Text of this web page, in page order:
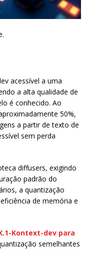
acessível a uma
a alta qualidade de
é conhecido. Ao
50%,
a partir de texto de
sem perda
diffusers, exigindo
padrão do
a quantização
de memória e
Kontext-dev para
semelhantes